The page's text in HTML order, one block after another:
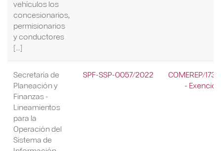
vehículos los
concesionarios,
permisionarios
y conductores
[...]
Secretaría de
Planeación y
Finanzas -
Lineamientos
para la
Operación del
Sistema de
SPF-SSP-0057/2022
COMEREP/
- Exención